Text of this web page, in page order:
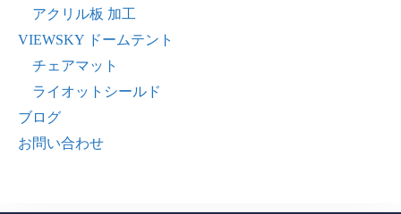
アクリル板 加工
VIEWSKY ドームテント
チェアマット
ライオットシールド
ブログ
お問い合わせ